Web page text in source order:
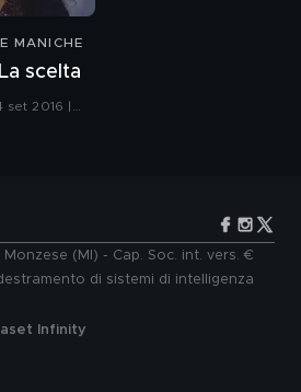
MANICHE
scelta
set 2016 |
(MI) - Cap. Soc. int. vers. €
di sistemi di intelligenza
Infinity